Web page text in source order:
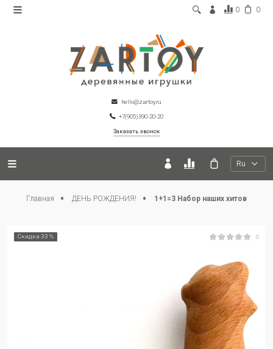
0 0
hello@zartoy.ru
+7(905)390-20-20
Заказать звонок
Ru
Главная ДЕНЬ РОЖДЕНИЯ! 1+1=3 Набор наших хитов
Скидка 33 % 0